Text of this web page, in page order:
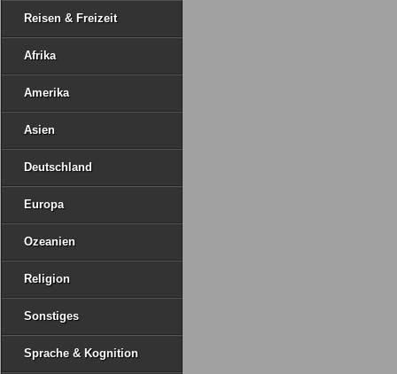
Reisen & Freizeit
Afrika
Amerika
Asien
Deutschland
Europa
Ozeanien
Religion
Sonstiges
Sprache & Kognition